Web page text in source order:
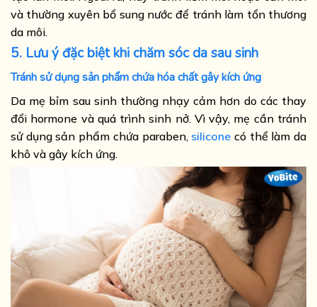
và thường xuyên bổ sung nước để tránh làm tổn thương
da môi.
5. Lưu ý đặc biệt khi chăm sóc da sau sinh
Tránh sử dụng sản phẩm chứa hóa chất gây kích ứng
Da mẹ bỉm sau sinh thường nhạy cảm hơn do các thay
đổi hormone và quá trình sinh nở. Vì vậy, mẹ cần tránh
sử dụng sản phẩm chứa paraben, silicone có thể làm da
khô và gây kích ứng.